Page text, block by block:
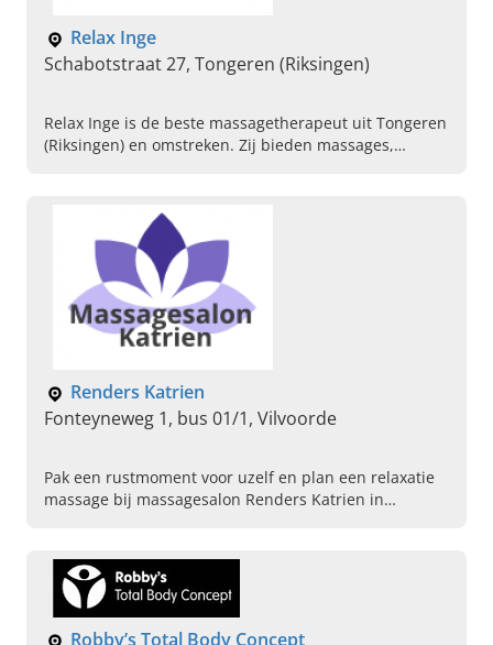
Relax Inge
Schabotstraat 27, Tongeren (Riksingen)
Relax Inge is de beste massagetherapeut uit Tongeren
(Riksingen) en omstreken. Zij bieden massages,
Renders Katrien
Fonteyneweg 1, bus 01/1, Vilvoorde
Pak een rustmoment voor uzelf en plan een relaxatie
massage bij massagesalon Renders Katrien in
Robby’s Total Body Concept